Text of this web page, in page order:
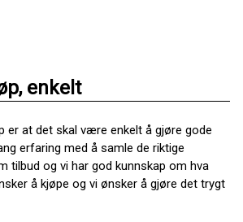
enkelt
er at det skal være enkelt å gjøre gode
erfaring med å samle de riktige
tilbud og vi har god kunnskap om hva
å kjøpe og vi ønsker å gjøre det trygt